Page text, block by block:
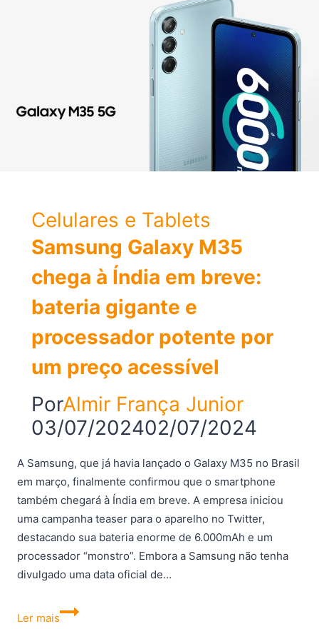
Celulares e Tablets
Samsung Galaxy M35
chega à Índia em breve:
bateria gigante e
processador potente por
um preço acessível
PorAlmir França Junior
03/07/202402/07/2024
A Samsung, que já havia lançado o Galaxy M35 no Brasil
em março, finalmente confirmou que o smartphone
também chegará à Índia em breve. A empresa iniciou
uma campanha teaser para o aparelho no Twitter,
destacando sua bateria enorme de 6.000mAh e um
processador “monstro”. Embora a Samsung não tenha
divulgado uma data oficial de…
Ler mais
Samsung